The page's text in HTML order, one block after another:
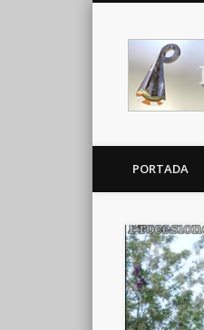
Noticias Cofrades
PORTADA